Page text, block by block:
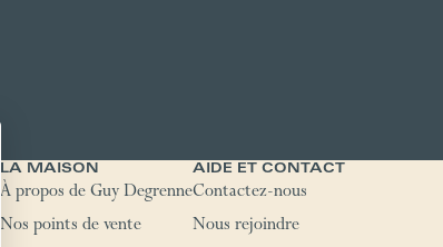
LA MAISON
À propos de Guy Degrenne
Nos points de vente
AIDE ET CONTACT
Contactez-nous
Nous rejoindre